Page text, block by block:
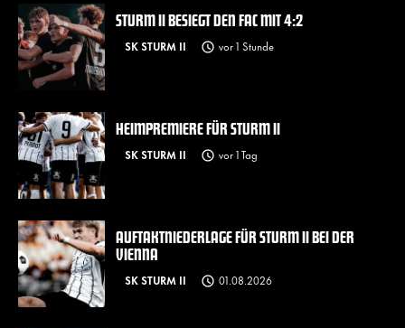
STURM II BESIEGT DEN FAC MIT 4:2
SK STURM II vor 1 Stunde
HEIMPREMIERE FÜR STURM II
SK STURM II vor 1 Tag
AUFTAKTNIEDERLAGE FÜR STURM II BEI DER
VIENNA
SK STURM II 01.08.2026